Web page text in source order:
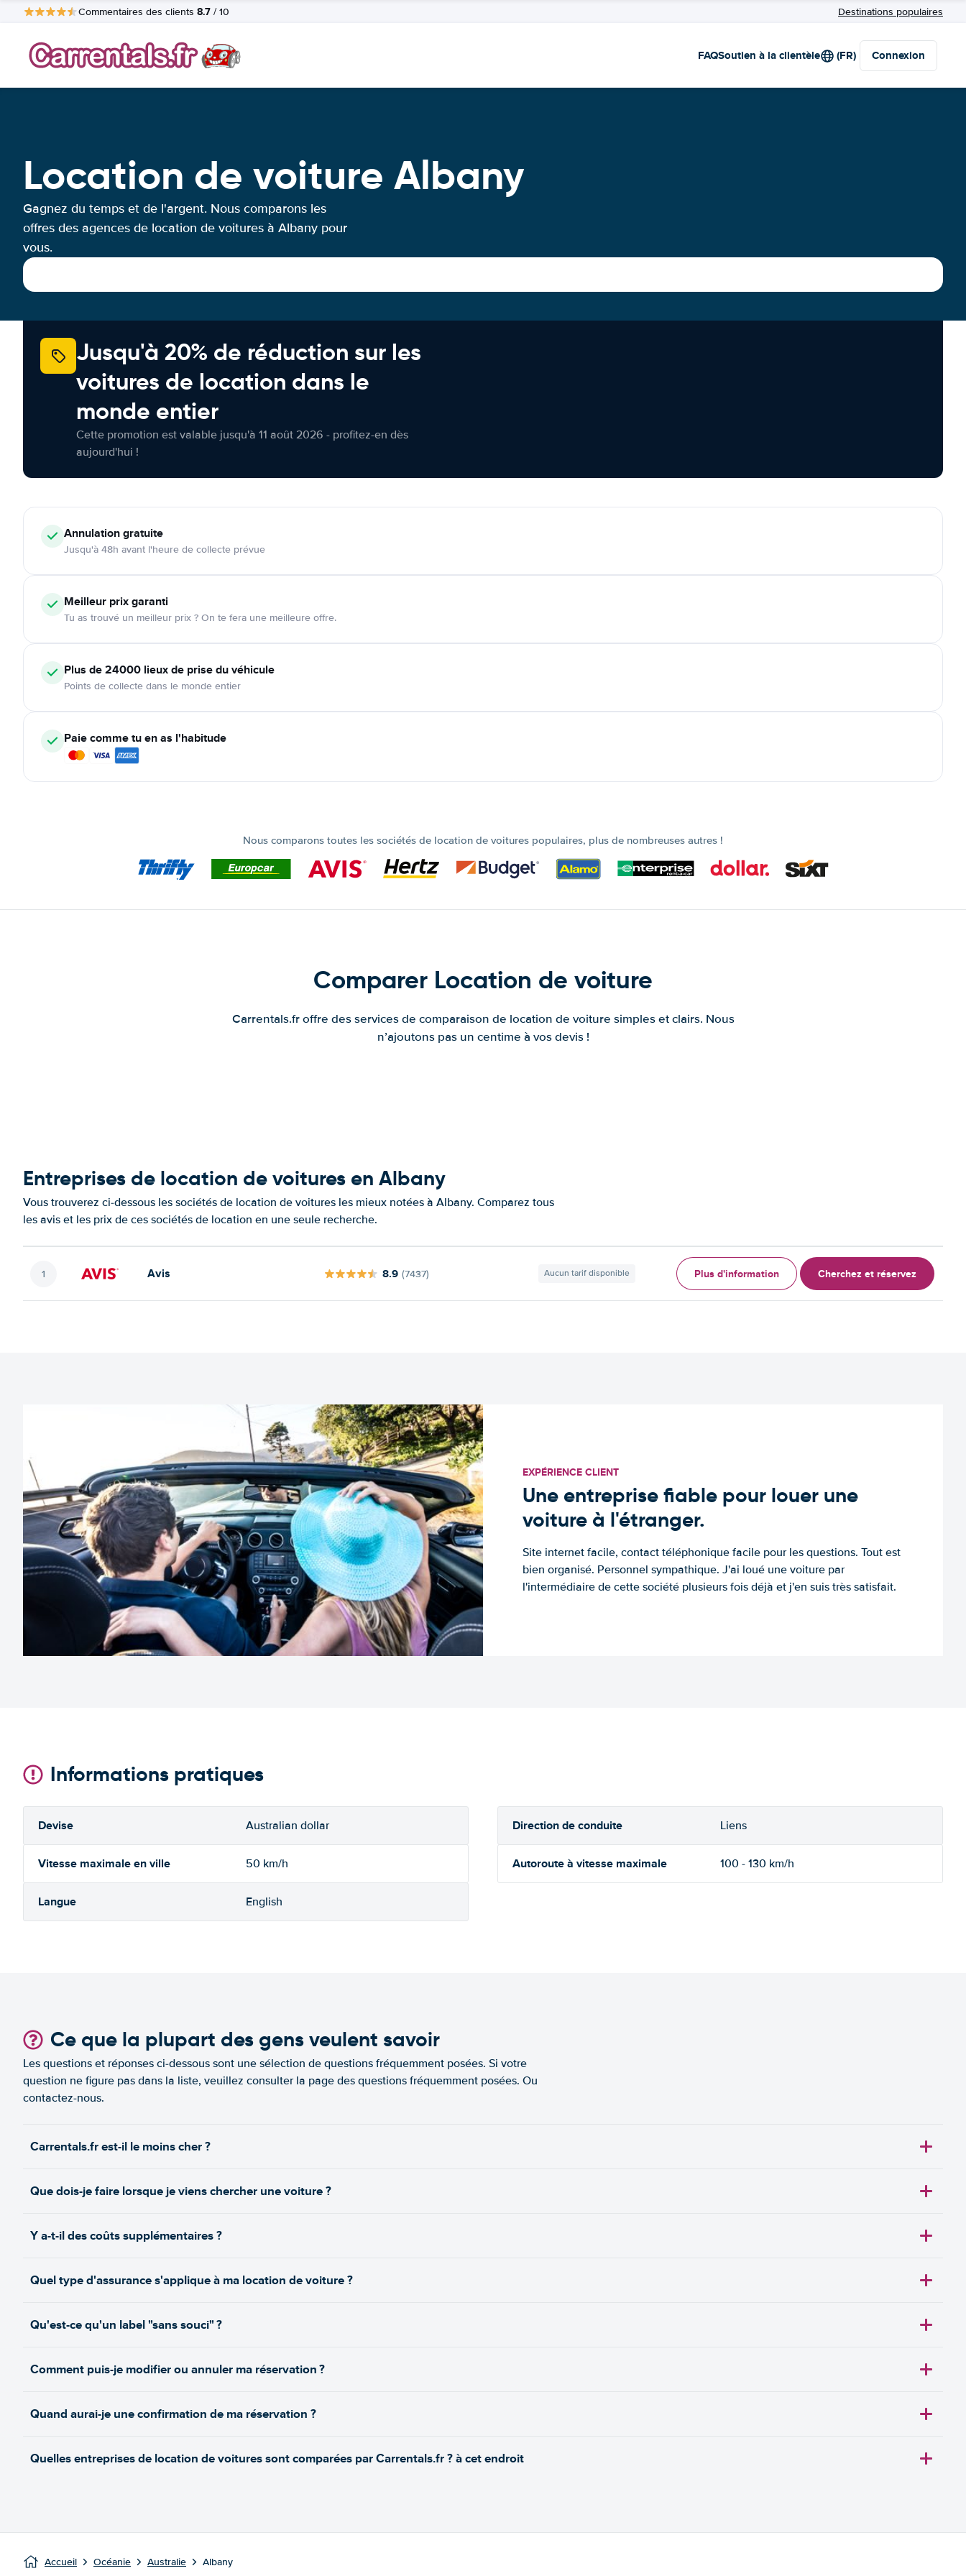
Commentaires des clients 8.7 / 10 Destinations populaires
FAQSoutien à la clientèle (FR) Connexion
Location de voiture Albany
Gagnez du temps et de l'argent. Nous comparons les
offres des agences de location de voitures à Albany pour
vous.
Jusqu'à 20% de réduction sur les
voitures de location dans le
monde entier
Cette promotion est valable jusqu'à 11 août 2026 - profitez-en dès
aujourd'hui !
Annulationgratuite
Jusqu'à 48h avant l'heure de collecte prévue
Meilleur prix garanti
Tu as trouvé un meilleur prix ? On te fera une meilleure offre.
Plus de 24000 lieux de prise du véhicule
Points de collecte dans le monde entier
Paie comme tu en as l'habitude
Nous comparons toutes les sociétés de location de voitures populaires, plus de nombreuses autres !
Comparer Location de voiture
Carrentals.fr offre des services de comparaison de location de voiture simples et clairs. Nous
n’ajoutons pas un centime à vos devis !
Entreprises de location de voitures en Albany
Vous trouverez ci-dessous les sociétés de location de voitures les mieux notées à Albany. Comparez tous
les avis et les prix de ces sociétés de location en une seule recherche.
Avis 8.9 (7437) Aucun tarif disponible Plus d'information Cherchez et réservez
EXPÉRIENCE CLIENT
Une entreprise fiable pour louer une
voiture à l'étranger.
Site internet facile, contact téléphonique facile pour les questions. Tout est
bien organisé. Personnel sympathique. J'ai loué une voiture par
l'intermédiaire de cette société plusieurs fois déjà et j'en suis très satisfait.
Informations pratiques
Devise Australian dollar Direction de conduite Liens
Vitesse maximale en ville 50 km/h Autoroute à vitesse maximale 100 - 130 km/h
Langue English
Ce que la plupart des gens veulent savoir
Les questions et réponses ci-dessous sont une sélection de questions fréquemment posées. Si votre
question ne figure pas dans la liste, veuillez consulter la page des questions fréquemment posées. Ou
contactez-nous.
Carrentals.fr est-il le moins cher ?
Que dois-je faire lorsque je viens chercher une voiture ?
Y a-t-il des coûts supplémentaires ?
Quel type d'assurance s'applique à ma location de voiture ?
Qu'est-ce qu'un label "sans souci" ?
Comment puis-je modifier ou annuler ma réservation ?
Quand aurai-je une confirmation de ma réservation ?
Quelles entreprises de location de voitures sont comparées par Carrentals.fr ? à cet endroit
Accueil Océanie Australie Albany